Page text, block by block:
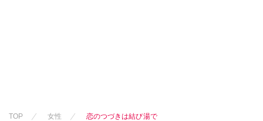
TOP 女性 恋のつづきは結び湯で